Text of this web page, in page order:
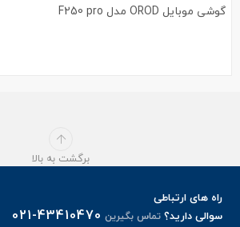
گوشی موبایل OROD مدل F250 pro
برگشت به بالا
راه های ارتباطی
سوالی دارید؟تماس بگیرین 021-43410470